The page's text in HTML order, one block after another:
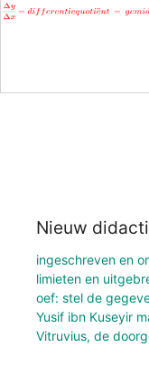
Nieuw
ingeschreven en
limieten en
oef: stel de
Yusif ibn Kuseyir
Vitruvius, de